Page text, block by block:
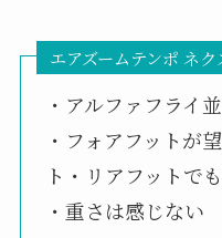
エアズームテンポ ネ
・アルファフライ
・フォアフットが
ト・リアフットで
・重さは感じない